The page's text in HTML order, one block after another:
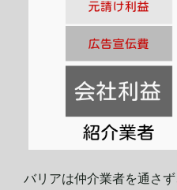
バリアは仲介業者を通さ